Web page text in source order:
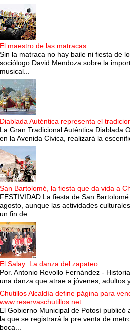
El maestro de las matracas
Sin la matraca no hay baile ni fiesta de
sociólogo David Mendoza sobre la
musical...
Diablada Auténtica representa el
La Gran Tradicional Auténtica Diablada
en la Avenida Cívica, realizará la
San Bartolomé, la fiesta que da vida a
FESTIVIDAD La fiesta de San
agosto, aunque las actividades
un fin de ...
El Salay: La danza del zapateo
Por. Antonio Revollo Fernández -
una danza que atrae a jóvenes, adultos
Chutillos Alcaldía define página para
www.reservaschutillos.net
El Gobierno Municipal de Potosí publicó
la que se registrará la pre venta de
boca...